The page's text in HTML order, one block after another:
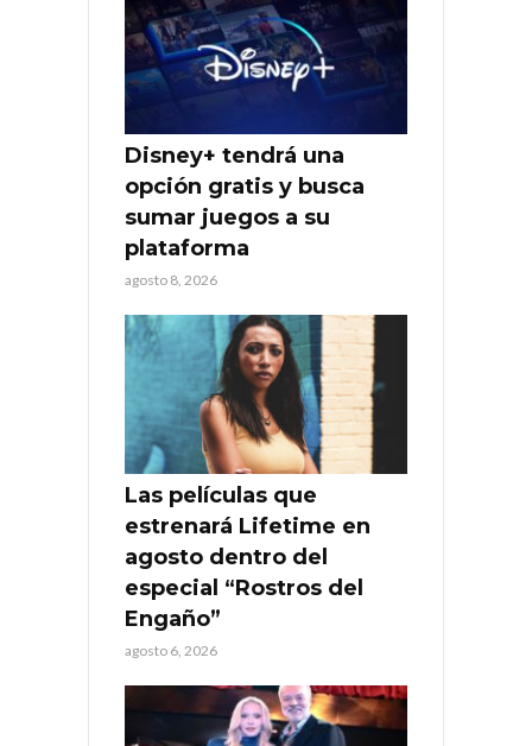
Disney+ tendrá una
opción gratis y busca
sumar juegos a su
plataforma
agosto 8, 2026
Las películas que
estrenará Lifetime en
agosto dentro del
especial “Rostros del
Engaño”
agosto 6, 2026